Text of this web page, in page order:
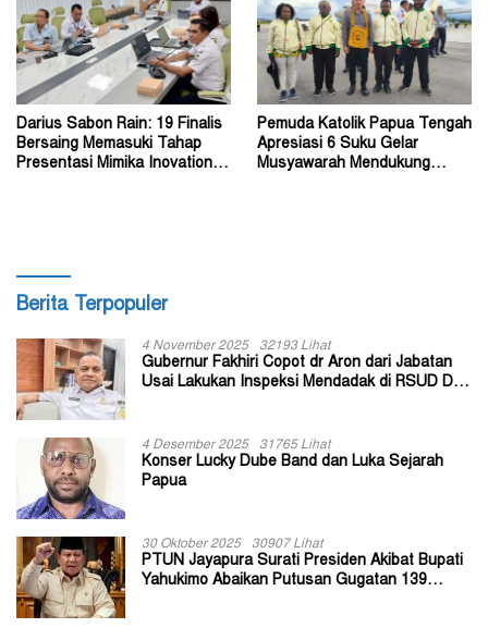
Darius Sabon Rain: 19 Finalis
Bersaing Memasuki Tahap
Presentasi Mimika Inovation
Pemuda Katolik Papua Tengah
Apresiasi 6 Suku Gelar
Musyawarah Mendukung
Berita Terpopuler
4 November 2025 32193 Lihat
Gubernur Fakhiri Copot dr Aron dari Jabatan
Usai Lakukan Inspeksi Mendadak di RSUD Dok
4 Desember 2025 31765 Lihat
Konser Lucky Dube Band dan Luka Sejarah
Papua
30 Oktober 2025 30907 Lihat
PTUN Jayapura Surati Presiden Akibat Bupati
Yahukimo Abaikan Putusan Gugatan 139